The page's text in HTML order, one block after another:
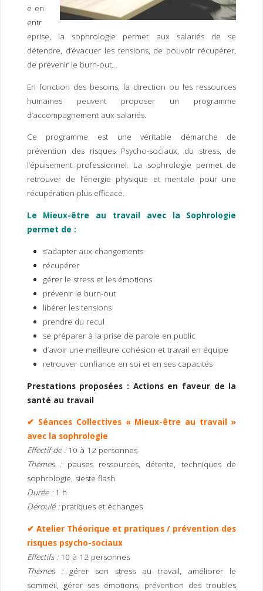
ER
e en
entr
eprise, la sophrologie permet aux salariés de se
détendre, d’évacuer les tensions, de pouvoir récupérer,
de prévenir le burn-out…
En fonction des besoins, la direction ou les ressources
humaines peuvent proposer un programme
d’accompagnement aux salariés.
Ce programme est une véritable démarche de
prévention des risques Psycho-sociaux, du stress, de
l’épuisement professionnel. La sophrologie permet de
retrouver de l’énergie physique et mentale pour une
récupération plus efficace.
Le Mieux-être au travail avec la Sophrologie
permet de :
s’adapter aux changements
récupérer
gérer le stress et les émotions
prévenir le burn-out
libérer les tensions
prendre du recul
se préparer à la prise de parole en public
d’avoir une meilleure cohésion et travail en équipe
retrouver confiance en soi et en ses capacités
Prestations proposées : Actions en faveur de la
santé au travail
✔ Séances Collectives « Mieux-être au travail »
avec la sophrologie
Effectif de :10 à 12 personnes
Thèmes :pauses ressources, détente, techniques de
sophrologie, sieste flash
Durée :1 h
Déroulé :pratiques et échanges
✔ Atelier Théorique et pratiques / prévention des
risques psycho-sociaux
Effectifs :10 à 12 personnes
Thèmes :gérer son stress au travail, améliorer le
sommeil, gérer ses émotions, prévention des troubles